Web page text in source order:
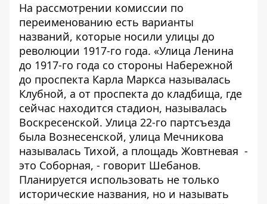
На рассмотрении комиссии по
переименованию есть варианты
названий, которые носили улицы до
революции 1917-го года. «Улица Ленина
до 1917-го года со стороны Набережной
до проспекта Карла Маркса называлась
Клубной, а от проспекта до кладбища, где
сейчас находится стадион, называлась
Воскресенской. Улица 22-го партсъезда
была Вознесенской, улица Мечникова
называлась Тихой, а площадь Жовтневая -
это Соборная, - говорит Шебанов.
Планируется использовать не только
исторические названия, но и называть